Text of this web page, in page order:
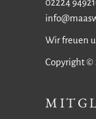
02224
Wir freuen
Copyright ©